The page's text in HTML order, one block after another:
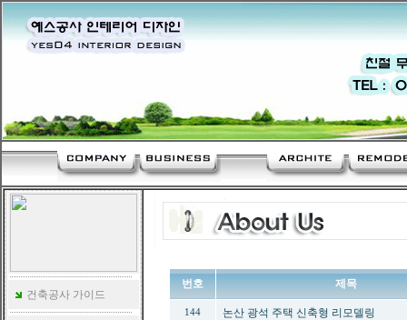
건축공사 가이드
번호 제목
144 논산 광석 주택 신축형 리모델링